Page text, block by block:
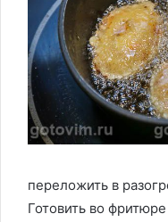
переложить в
Готовить во